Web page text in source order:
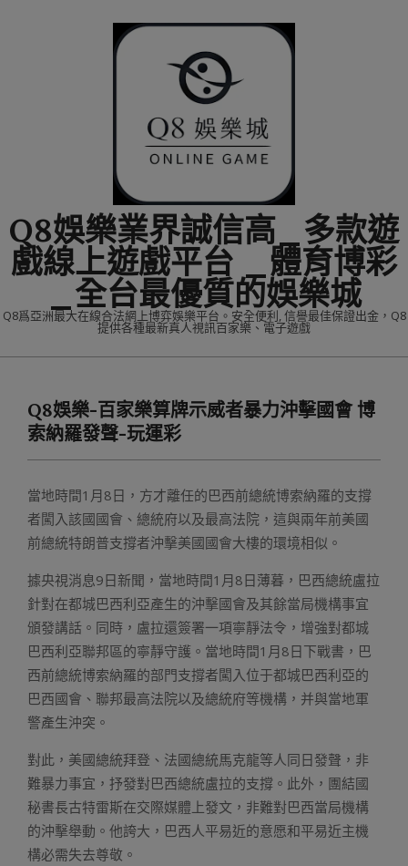
Q8娛樂業界誠信高_多款遊
戲線上遊戲平台 _體育博彩
_全台最優質的娛樂城
Q8爲亞洲最大在線合法網上博弈娛樂平台。安全便利, 信譽最佳保證出金，Q8
提供各種最新真人視訊百家樂、電子遊戲
MenuQ8娛樂-百家樂算牌示威者暴力沖擊國會 博
索納羅發聲-玩運彩
當地時間1月8日，方才離任的巴西前總統博索納羅的支撐
者闖入該國國會、總統府以及最高法院，這與兩年前美國
前總統特朗普支撐者沖擊美國國會大樓的環境相似。
據央視消息9日新聞，當地時間1月8日薄暮，巴西總統盧拉
針對在都城巴西利亞產生的沖擊國會及其餘當局機構事宜
頒發講話。同時，盧拉還簽署一項寧靜法令，增強對都城
巴西利亞聯邦區的寧靜守護。當地時間1月8日下戰書，巴
西前總統博索納羅的部門支撐者闖入位于都城巴西利亞的
巴西國會、聯邦最高法院以及總統府等機構，并與當地軍
警產生沖突。
對此，美國總統拜登、法國總統馬克龍等人同日發聲，非
難暴力事宜，抒發對巴西總統盧拉的支撐。此外，團結國
秘書長古特雷斯在交際媒體上發文，非難對巴西當局機構
的沖擊舉動。他誇大，巴西人平易近的意愿和平易近主機
構必需失去尊敬。